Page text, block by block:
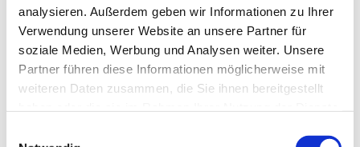
analysieren. Außerdem geben wir Informationen zu Ihrer
Verwendung unserer Website an unsere Partner für
soziale Medien, Werbung und Analysen weiter. Unsere
Partner führen diese Informationen möglicherweise mit
weiteren Daten zusammen, die Sie ihnen bereitgestellt
werden getrennt von allen durch eine betroffene Person
angegebenen personenbezogenen Daten gespeichert.
5. REGISTRIERUNG AUF UNSERER
INTERNETSEITE